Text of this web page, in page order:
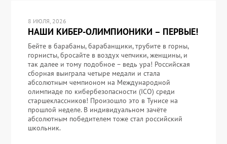
8 ИЮЛЯ, 2026
НАШИ КИБЕР-ОЛИМПИОНИКИ – ПЕРВЫЕ!
Бейте в барабаны, барабанщики, трубите в горны,
горнисты, бросайте в воздух чепчики, женщины, и
так далее и тому подобное – ведь ура! Российская
сборная выиграла четыре медали и стала
абсолютным чемпионом на Международной
олимпиаде по кибербезопасности (ICO) среди
старшеклассников! Произошло это в Тунисе на
прошлой неделе. В индивидуальном зачёте
абсолютным победителем тоже стал российский
школьник.